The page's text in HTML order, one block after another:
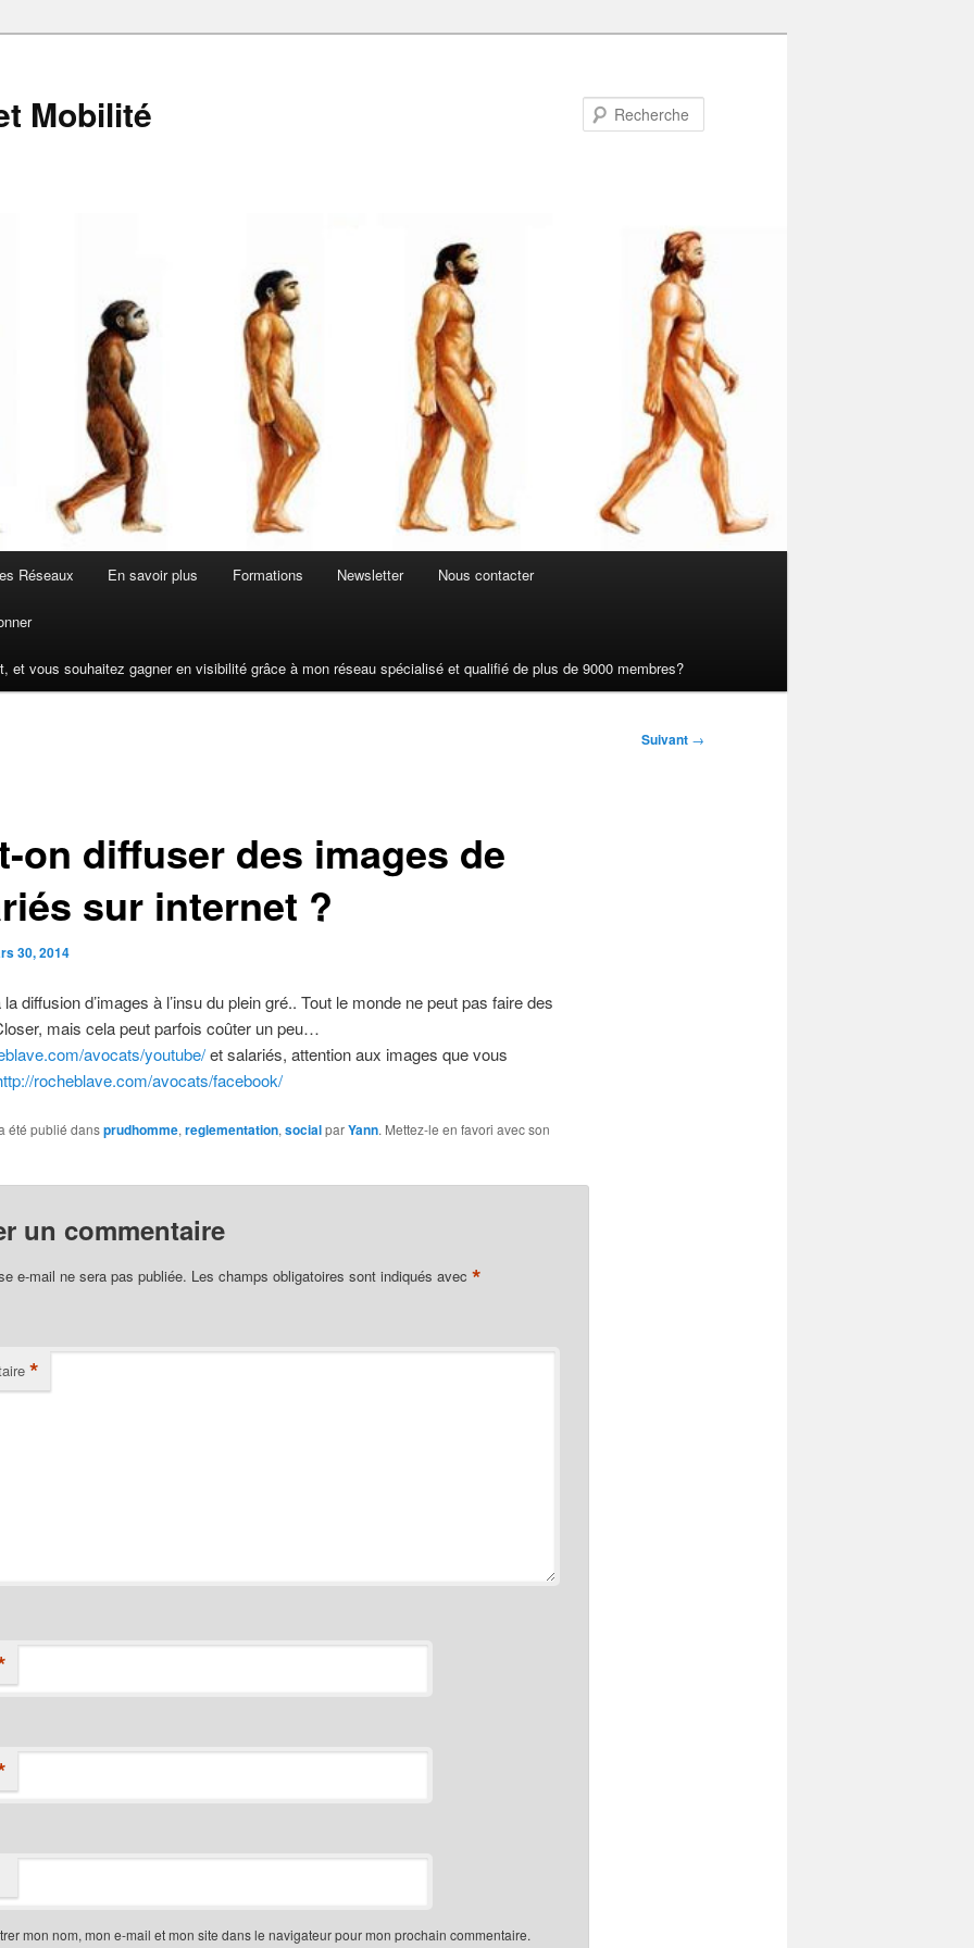
Mobilité
Réseaux En savoir plus Formations Newsletter Nous contacter
et vous souhaitez gagner en visibilité grâce à mon réseau spécialisé et qualifié de plus de 9000 membres?
Suivant →
on diffuser des images de
sur internet ?
30, 2014
diffusion d’images à l’insu du plein gré.. Tout le monde ne peut pas faire des
mais cela peut parfois coûter un peu…
avocats/youtube/et salariés, attention aux images que vous
rocheblave.com/avocats/facebook/
été publié dansprudhomme, reglementation, socialparYann. Mettez-le en favori avec son
un commentaire
e-mail ne sera pas publiée. Les champs obligatoires sont indiqués avec *
*
mon nom, mon e-mail et mon site dans le navigateur pour mon prochain commentaire.